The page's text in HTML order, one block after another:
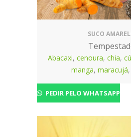
SUCO
Abacaxi, cenoura, chia,
manga, maracujá,
PEDIR PELO WHATSAPP